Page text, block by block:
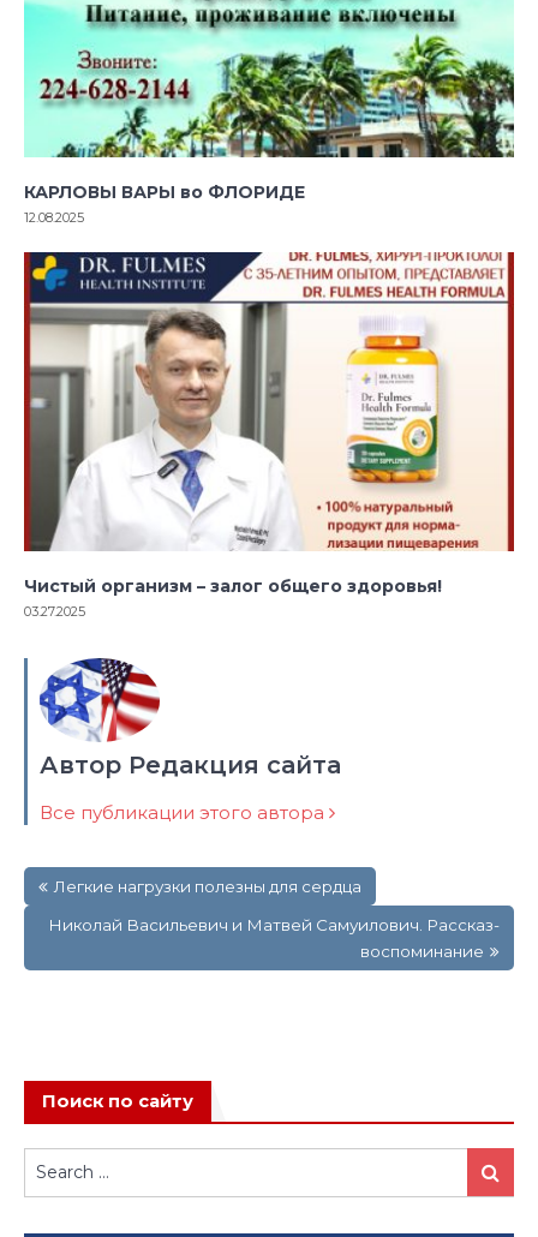
КАРЛОВЫ ВАРЫ во ФЛОРИДЕ
12.08.2025
Чистый организм – залог общего здоровья!
03.27.2025
Автор Редакция сайта
Все публикации этого автора
по
записям
Легкие нагрузки полезны для сердца
Николай Васильевич и Матвей Самуилович. Рассказ-
воспоминание
Поиск по сайту
Search
for:
Search